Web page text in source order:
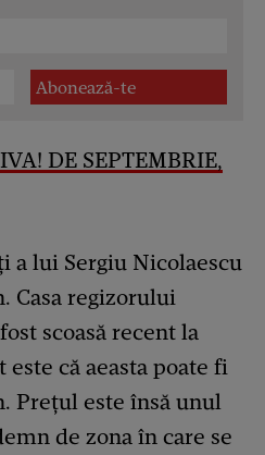
DE SEPTEMBRIE,
a lui Sergiu Nicolaescu
Casa regizorului
scoasă recent la
că aeasta poate fi
Prețul este însă unul
de zona în care se